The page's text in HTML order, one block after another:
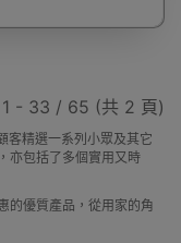
1 - 33 / 65 (共 2 頁)
客精選一系列小眾及其它
亦包括了多個實用又時
的優質產品，從用家的角